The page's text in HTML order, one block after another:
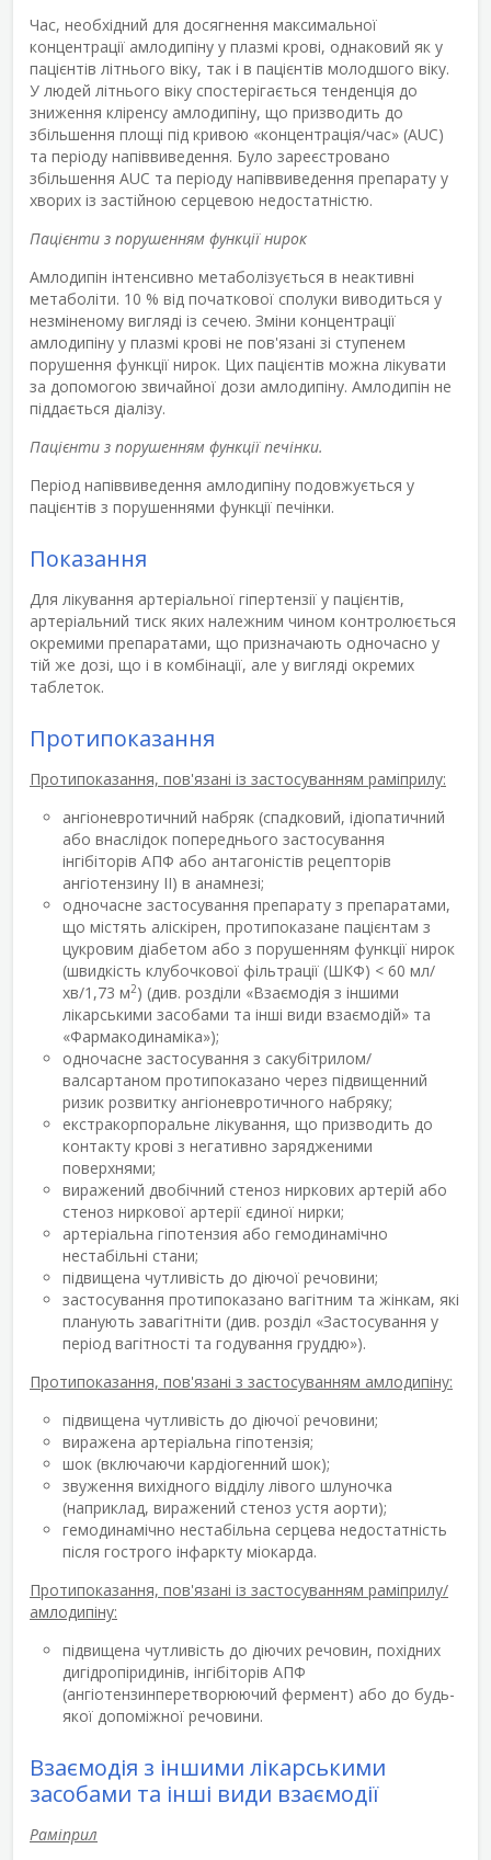
Час, необхідний для досягнення максимальної
концентрації амлодипіну у плазмі крові, однаковий як у
пацієнтів літнього віку, так і в пацієнтів молодшого віку.
У людей літнього віку спостерігається тенденція до
зниження кліренсу амлодипіну, що призводить до
збільшення площі під кривою «концентрація/час» (AUC)
та періоду напіввиведення. Було зареєстровано
збільшення AUC та періоду напіввиведення препарату у
хворих із застійною серцевою недостатністю.
Пацієнти з порушенням функції нирок
Амлодипін інтенсивно метаболізується в неактивні
метаболіти. 10 % від початкової сполуки виводиться у
незміненому вигляді із сечею. Зміни концентрації
амлодипіну у плазмі крові не пов'язані зі ступенем
порушення функції нирок. Цих пацієнтів можна лікувати
за допомогою звичайної дози амлодипіну. Амлодипін не
піддається діалізу.
Пацієнти з порушенням функції печінки.
Період напіввиведення амлодипіну подовжується у
пацієнтів з порушеннями функції печінки.
Показання
Для лікування артеріальної гіпертензії у пацієнтів,
артеріальний тиск яких належним чином контролюється
окремими препаратами, що призначають одночасно у
тій же дозі, що і в комбінації, але у вигляді окремих
таблеток.
Протипоказання
Протипоказання, пов'язані із застосуванням раміприлу:
ангіоневротичний набряк (спадковий, ідіопатичний
або внаслідок попереднього застосування
інгібіторів АПФ або антагоністів рецепторів
ангіотензину ІІ) в анамнезі;
одночасне застосування препарату з препаратами,
що містять аліскірен, протипоказане пацієнтам з
цукровим діабетом або з порушенням функції нирок
(швидкість клубочкової фільтрації (ШКФ) < 60 мл/
хв/1,73 м2) (див. розділи «Взаємодія з іншими
лікарськими засобами та інші види взаємодій» та
«Фармакодинаміка»);
одночасне застосування з сакубітрилом/
валсартаном протипоказано через підвищенний
ризик розвитку ангіоневротичного набряку;
екстракорпоральне лікування, що призводить до
контакту крові з негативно зарядженими
поверхнями;
виражений двобічний стеноз ниркових артерій або
стеноз ниркової артерії єдиної нирки;
артеріальна гіпотензия або гемодинамічно
нестабільні стани;
підвищена чутливість до діючої речовини;
застосування протипоказано вагітним та жінкам, які
планують завагітніти (див. розділ «Застосування у
період вагітності та годування груддю»).
Протипоказання, пов'язані з застосуванням амлодипіну:
підвищена чутливість до діючої речовини;
виражена артеріальна гіпотензія;
шок (включаючи кардіогенний шок);
звуження вихідного відділу лівого шлуночка
(наприклад, виражений стеноз устя аорти);
гемодинамічно нестабільна серцева недостатність
після гострого інфаркту міокарда.
Протипоказання, пов'язані із застосуванням раміприлу/
амлодипіну:
підвищена чутливість до діючих речовин, похідних
дигідропіридинів, інгібіторів АПФ
(ангіотензинперетворюючий фермент) або до будь-
якої допоміжної речовини.
Взаємодія з іншими лікарськими
засобами та інші види взаємодії
Раміприл